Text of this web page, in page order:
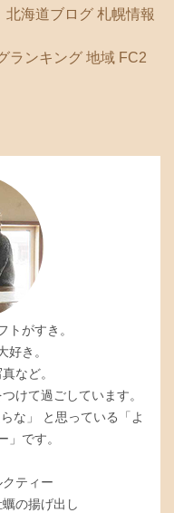
ランキング 地域 FC2
トがすき。
好き。
など。
けて過ごしています。
な」 と思っている「よ
」です。
ティー
の揚げ出し